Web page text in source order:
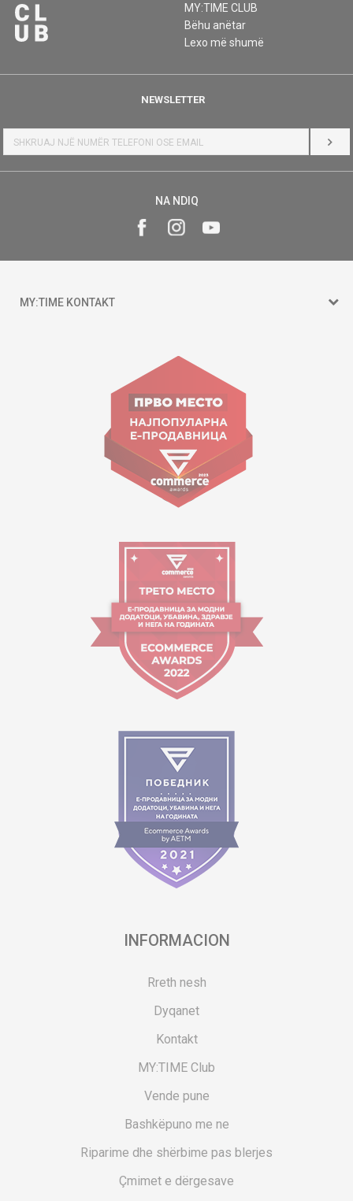
MY:TIME CLUB
Bëhu anëtar
Lexo më shumë
NEWSLETTER
HYR
NA NDIQ
MY:TIME KONTAKT
Goce Nikolovski 74 Shkup
contact@mytime.mk
Orari i punës:
09:00 - 17:00
INFORMACION
Rreth nesh
Dyqanet
Kontakt
MY:TIME Club
Vende pune
Bashkëpuno me ne
Riparime dhe shërbime pas blerjes
Çmimet e dërgesave